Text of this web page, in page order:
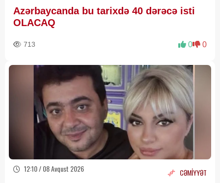
Azərbaycanda bu tarixdə 40 dərəcə isti
OLACAQ
713 0 0
12:10 / 08 Avqust 2026 CƏMİYYƏT